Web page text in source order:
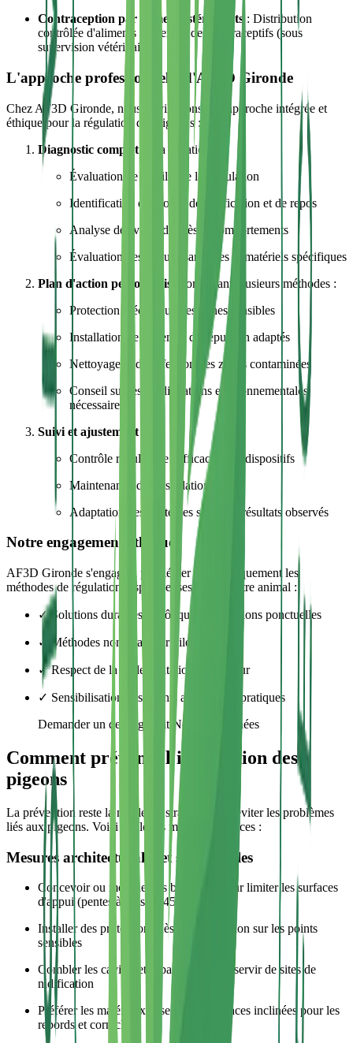
Contraception par aliments stérilisants: Distribution
contrôlée d'aliments contenant des contraceptifs (sous
supervision vétérinaire)
L'approche professionnelle d'AF3D Gironde
Chez AF3D Gironde, nous privilégions une approche intégrée et
éthique pour la régulation des pigeons :
Diagnostic complet de la situation :
Évaluation de la taille de la population
Identification des zones de nidification et de repos
Analyse des voies d'accès et comportements
Évaluation des risques sanitaires et matériels spécifiques
Plan d'action personnalisé
combinant plusieurs méthodes :
Protection mécanique des zones sensibles
Installation de systèmes de répulsion adaptés
Nettoyage et désinfection des zones contaminées
Conseil sur les modifications environnementales
nécessaires
Suivi et ajustement
Contrôle régulier de l'efficacité des dispositifs
Maintenance des installations
Adaptation des stratégies selon les résultats observés
Notre engagement éthique
AF3D Gironde s'engage à privilégier systématiquement les
méthodes de régulation respectueuses du bien-être animal :
✓ Solutions durables plutôt que interventions ponctuelles
✓ Méthodes non létales privilégiées
✓ Respect de la réglementation en vigueur
✓ Sensibilisation des clients aux bonnes pratiques
Demander un devis gratuit Nos coordonnées
Comment prévenir l'installation des
pigeons
La prévention reste la meilleure stratégie pour éviter les problèmes
liés aux pigeons. Voici quelques mesures efficaces :
Mesures architecturales et structurelles
Concevoir ou modifier les bâtiments pour limiter les surfaces
d'appui (pentes à plus de 45°)
Installer des protections dès la construction sur les points
sensibles
Combler les cavités et espaces pouvant servir de sites de
nidification
Préférer les matériaux lisses ou les surfaces inclinées pour les
rebords et corniches